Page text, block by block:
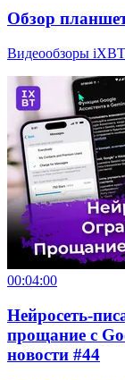
Обзор
Видеообзоры
00:04:00
Нейросеть-
прощание с
новости #44